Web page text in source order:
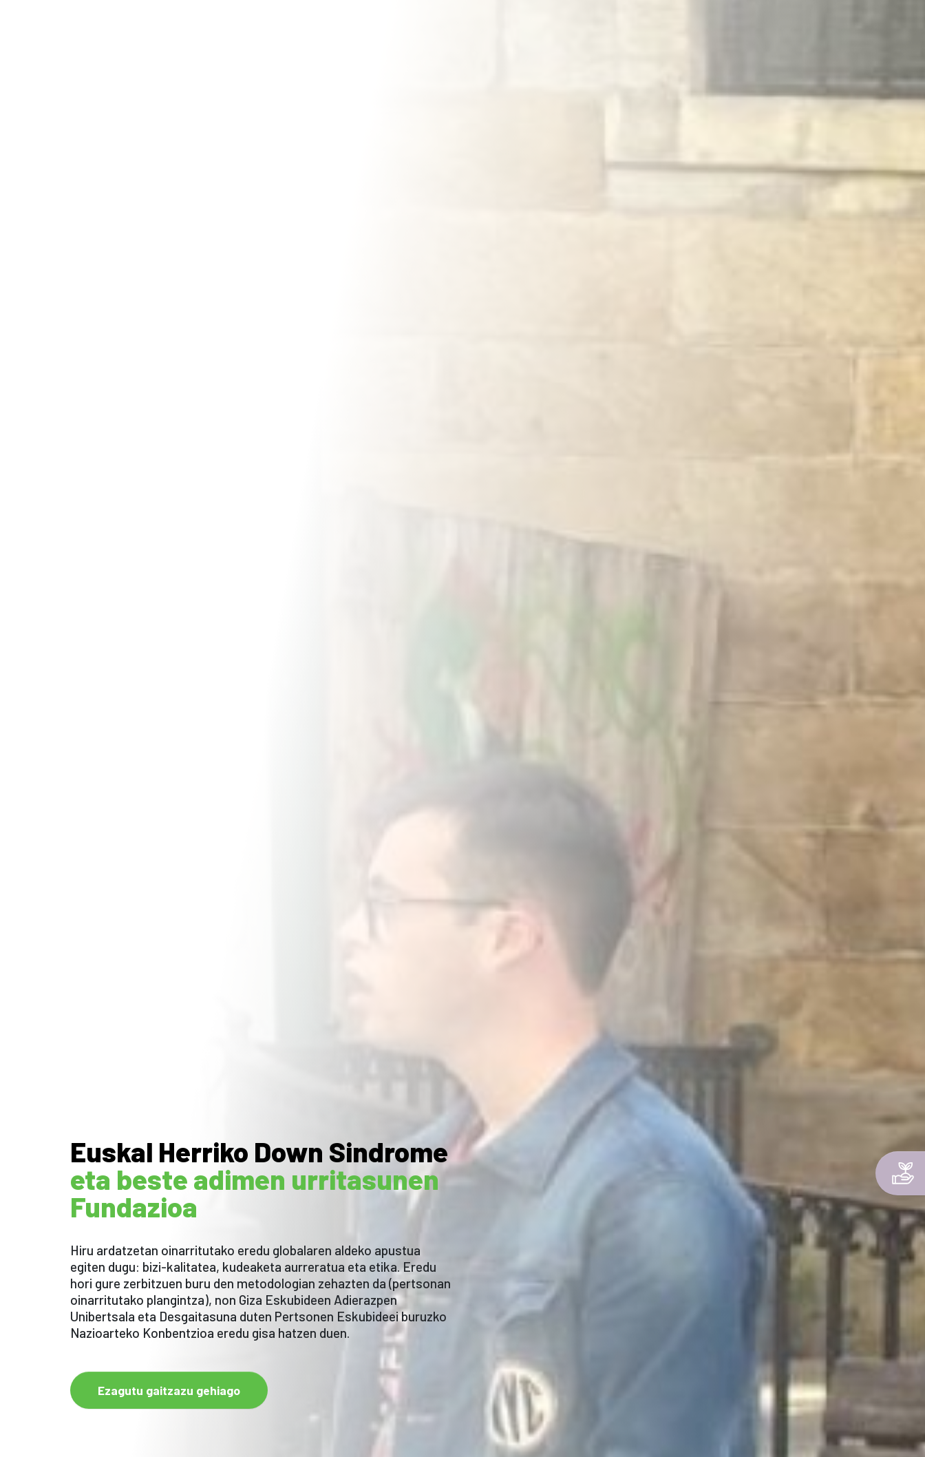
Euskal Herriko Down Sindrome
eta beste adimen urritasunen
Fundazioa
Hiru ardatzetan oinarritutako eredu globalaren aldeko apustua
egiten dugu: bizi-kalitatea, kudeaketa aurreratua eta etika. Eredu
hori gure zerbitzuen buru den metodologian zehazten da (pertsonan
oinarritutako plangintza), non Giza Eskubideen Adierazpen
Unibertsala eta Desgaitasuna duten Pertsonen Eskubideei buruzko
Nazioarteko Konbentzioa eredu gisa hatzen duen.
Ezagutu gaitzazu gehiago